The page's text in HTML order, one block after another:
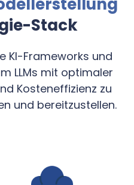
Stack
KI-Frameworks und
LLMs mit optimaler
Kosteneffizienz zu
und bereitzustellen.